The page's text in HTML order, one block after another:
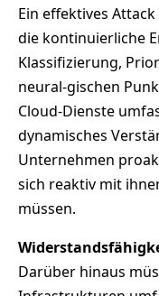
Ein effektives
die kontinuierliche
Klassifizierung,
neural-gischen
Cloud-Dienste
dynamisches
Unternehmen
sich reaktiv mit
müssen.
Darüber hinaus